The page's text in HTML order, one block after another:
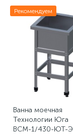
Рекомендуем
Ванна моечная
Технологии Юга
ВСМ-1/430-ЮТ-Э